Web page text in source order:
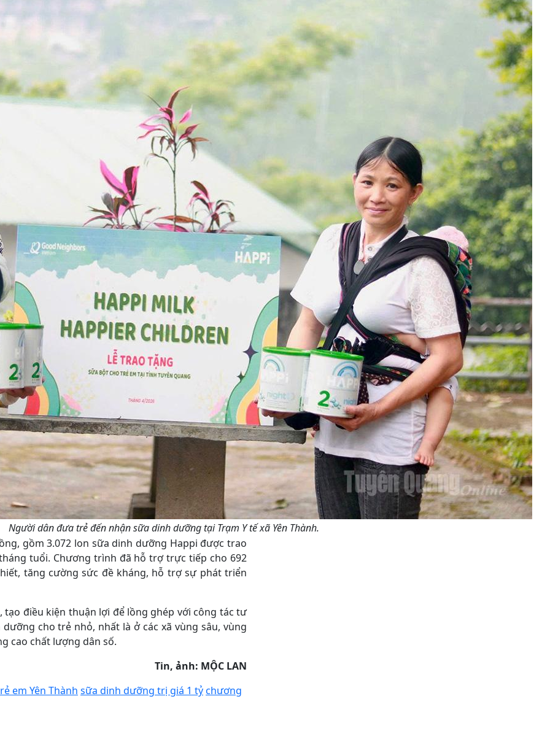
Người dân đưa trẻ đến nhận sữa dinh dưỡng tại Trạm Y tế xã Yên Thành.
gồm 3.072 lon sữa dinh dưỡng Happi được trao
tuổi. Chương trình đã hỗ trợ trực tiếp cho 692
tăng cường sức đề kháng, hỗ trợ sự phát triển
điều kiện thuận lợi để lồng ghép với công tác tư
cho trẻ nhỏ, nhất là ở các xã vùng sâu, vùng
cao chất lượng dân số.
Tin, ảnh: MỘC LAN
em Yên Thành sữa dinh dưỡng trị giá 1 tỷchương